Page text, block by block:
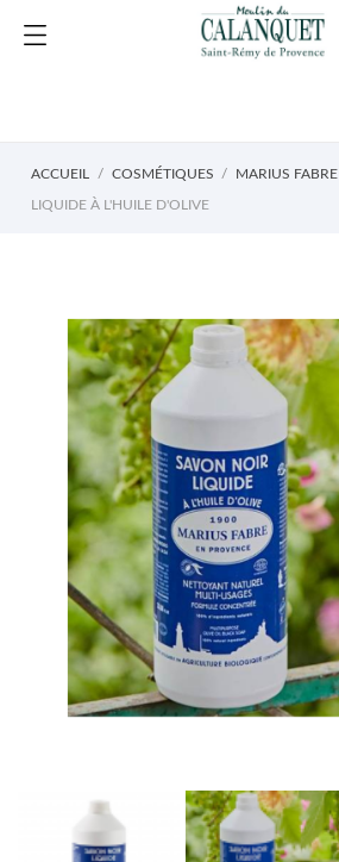
ACCUEIL COSMÉTIQUES MARIUS FABRE
LIQUIDE À L'HUILE D'OLIVE